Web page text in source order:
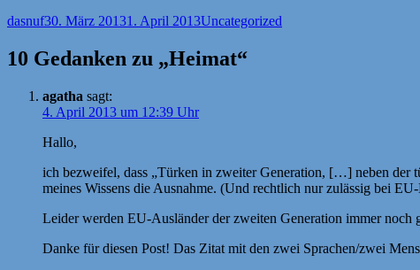
Autor
dasnufVeröffentlicht
30. März 20131. April 2013Kategorien
Uncategorized
10 Gedanken zu „Heimat“
agatha sagt:
4. April 2013 um 12:39 Uhr
Hallo,
ich bezweifel, dass „Türken in zweiter Generation, […] neben der
meines Wissens die Ausnahme. (Und rechtlich nur zulässig bei
Leider werden EU-Ausländer der zweiten Generation immer noch
Danke für diesen Post! Das Zitat mit den zwei Sprachen/zwei